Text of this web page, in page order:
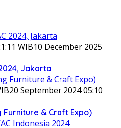
WIB10 December 2025
Jakarta
20 September 2024 05:10
Furniture & Craft Expo)